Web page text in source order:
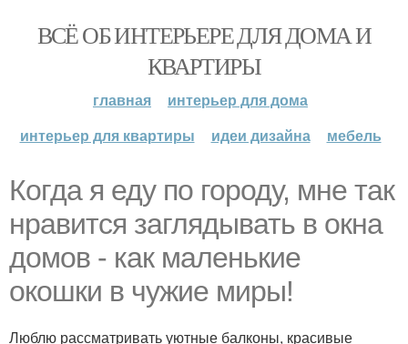
ВСЁ ОБ ИНТЕРЬЕРЕ ДЛЯ ДОМА И
КВАРТИРЫ
главная
интерьер для дома
интерьер для квартиры
идеи дизайна мебель
Когда я еду по городу, мне так
нравится заглядывать в окна
домов - как маленькие
окошки в чужие миры!
Люблю рассматривать уютные балконы, красивые